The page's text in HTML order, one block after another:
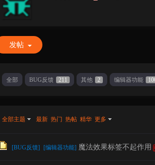
发帖
全部 BUG反馈 211 其他 2 编辑器功能
全部主题 最新 热门 热帖 精华 更多
[BUG反馈] [编辑器功能] 魔法效果标签不起作用